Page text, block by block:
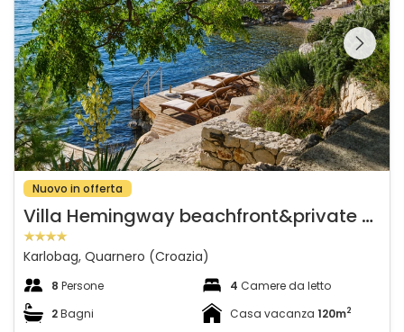
Guardate l'intera
galleria sulla
Nuovo in offerta
V
illa Hemingway beachfront&private sundeck
Karlobag, Quarnero (Croazia)
8 Persone 4 Camere da letto
2Bagni Casa vacanza 120m2